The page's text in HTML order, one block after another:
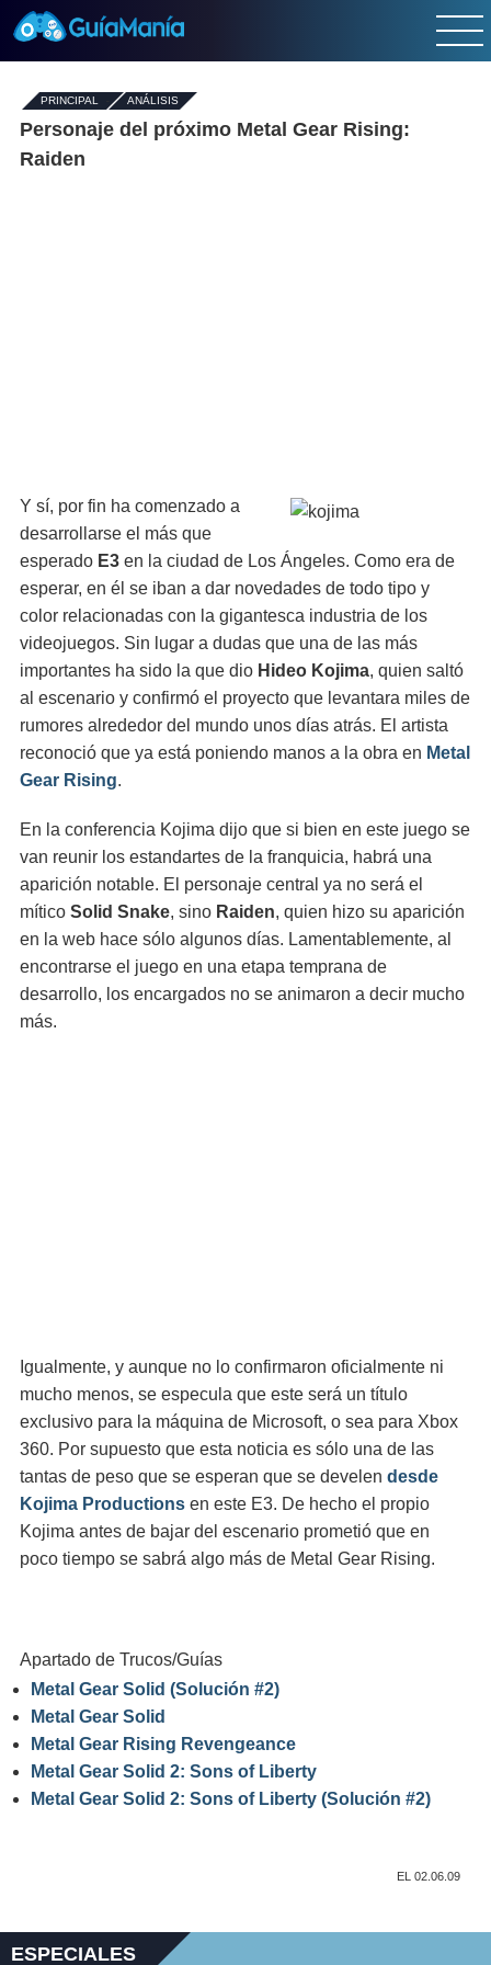
PRINCIPAL - ANÁLISIS
Personaje del próximo Metal Gear Rising:
Raiden
Y sí, por fin ha comenzado a
desarrollarse el más que
esperado E3 en la ciudad de Los Ángeles. Como era de
esperar, en él se iban a dar novedades de todo tipo y
color relacionadas con la gigantesca industria de los
videojuegos. Sin lugar a dudas que una de las más
importantes ha sido la que dio Hideo Kojima, quien saltó
al escenario y confirmó el proyecto que levantara miles de
rumores alrededor del mundo unos días atrás. El artista
reconoció que ya está poniendo manos a la obra en Metal
Gear Rising.
En la conferencia Kojima dijo que si bien en este juego se
van reunir los estandartes de la franquicia, habrá una
aparición notable. El personaje central ya no será el
mítico Solid Snake, sino Raiden, quien hizo su aparición
en la web hace sólo algunos días. Lamentablemente, al
encontrarse el juego en una etapa temprana de
desarrollo, los encargados no se animaron a decir mucho
más.
Igualmente, y aunque no lo confirmaron oficialmente ni
mucho menos, se especula que este será un título
exclusivo para la máquina de Microsoft, o sea para Xbox
360. Por supuesto que esta noticia es sólo una de las
tantas de peso que se esperan que se develen desde
Kojima Productions en este E3. De hecho el propio
Kojima antes de bajar del escenario prometió que en
poco tiempo se sabrá algo más de Metal Gear Rising.
Apartado de Trucos/Guías
Metal Gear Solid (Solución #2)
Metal Gear Solid
Metal Gear Rising Revengeance
Metal Gear Solid 2: Sons of Liberty
Metal Gear Solid 2: Sons of Liberty (Solución #2)
EL 02.06.09
ESPECIALES